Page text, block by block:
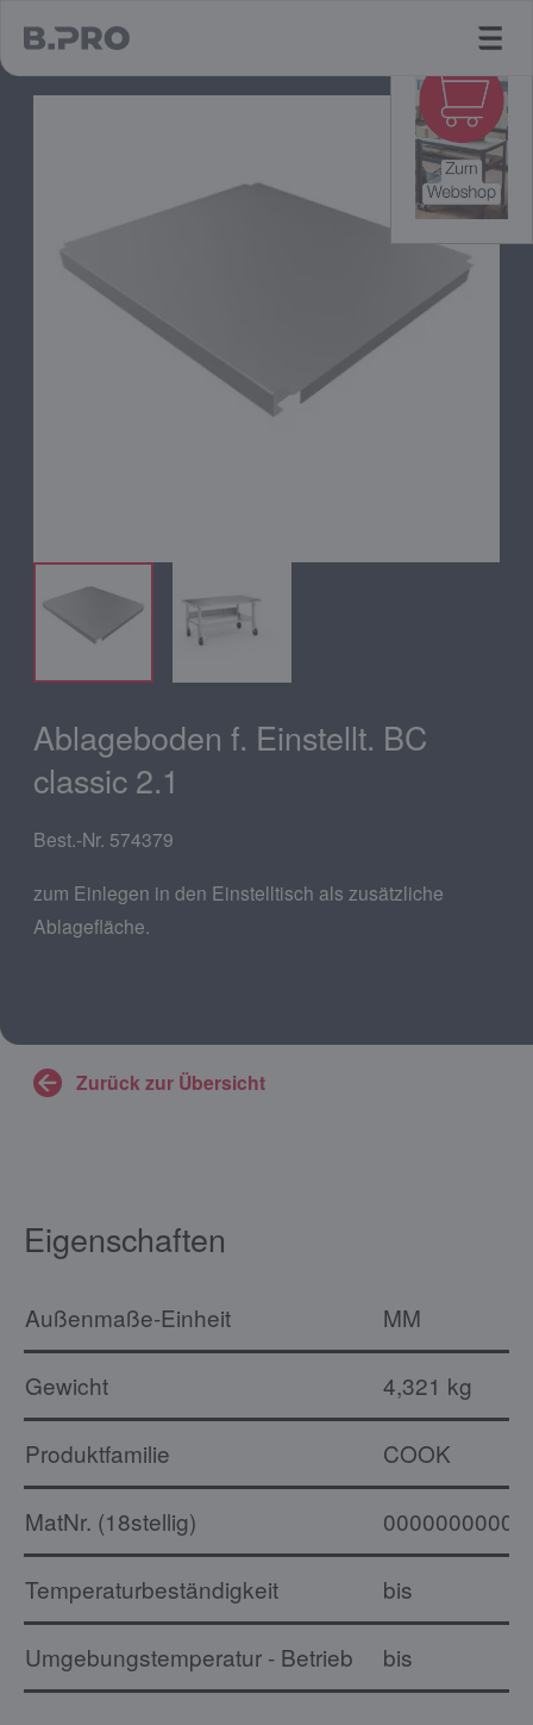
Ablageboden f. Einstellt. BC
classic 2.1
Best.-Nr. 574379
zum Einlegen in den Einstelltisch als zusätzliche
Ablagefläche.
Zurück zur Übersicht
Eigenschaften
Außenmaße-Einheit MM
Gewicht 4,321 kg
Produktfamilie COOK
MatNr. (18stellig)
Temperaturbeständigkeit bis
Umgebungstemperatur - Betrieb bis